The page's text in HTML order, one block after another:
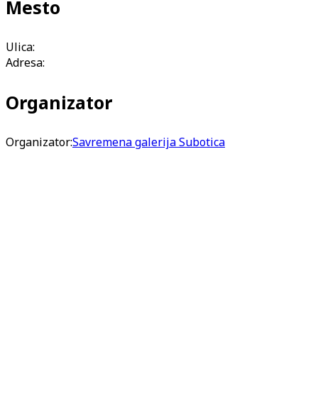
Mesto
Ulica:
Adresa:
Organizator
Organizator:Savremena galerija Subotica